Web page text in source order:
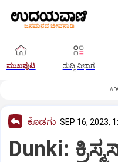
ಮುಖಪುಟ ಸುದ್ದಿ ವಿಭಾಗ
ಕೊಡಗು SEP 16, 2023,
Dunki: